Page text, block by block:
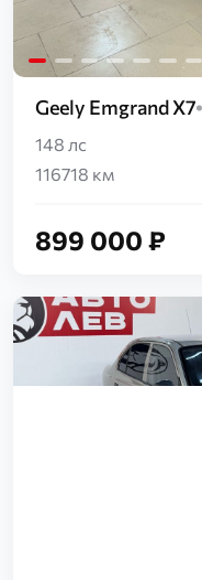
Geely Emgrand X7
148 лс
116718 км
899 000 ₽